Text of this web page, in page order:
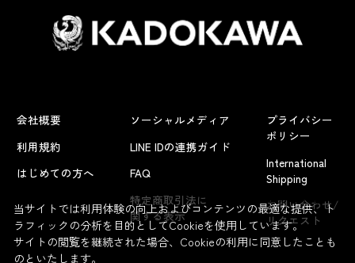
よくあるお問い合わせ
会社概要
利用規約
はじめての方へ
ソーシャルメディア
LINE IDの連携ガイド
FAQ
特定商取引法に
関する表示
プライバシー
ポリシー
International
Shipping
お問い合わせ/
リクエスト
当サイトでは利用体験の向上およびコンテンツの最適な提供、ト
ラフィックの分析を目的としてCookieを使用しています。
サイトの閲覧を継続された場合、Cookieの利用に同意したことも
のといたします。